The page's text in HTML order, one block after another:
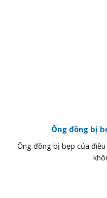
Ống đồng bị
Ống đồng bị bẹp của